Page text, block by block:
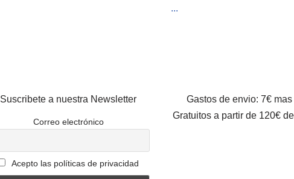
...
Suscribete a nuestra Newsletter
Correo electrónico
Acepto las políticas de privacidad
Gastos de envio: 7€ mas
Gratuitos a partir de 120€